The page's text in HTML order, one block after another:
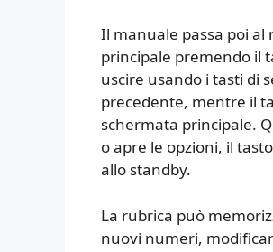
Il manuale passa poi
principale premendo il
uscire usando i tasti di
precedente, mentre il
schermata principale.
o apre le opzioni, il
allo standby.
La rubrica può
nuovi numeri,